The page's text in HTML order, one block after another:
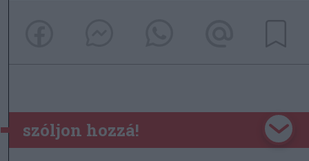
szóljon hozzá!